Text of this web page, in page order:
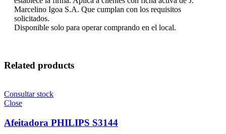
Marcelino Igoa S.A. Que cumplan con los requisitos
solicitados.
Disponible solo para operar comprando en el local.
Related products
Consultar stock
Close
Afeitadora PHILIPS S3144